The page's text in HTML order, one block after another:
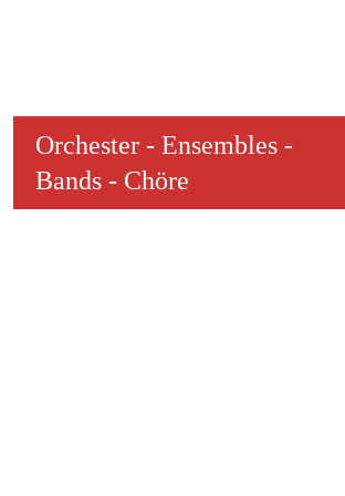
Orchester - Ensembles -
Bands - Chöre